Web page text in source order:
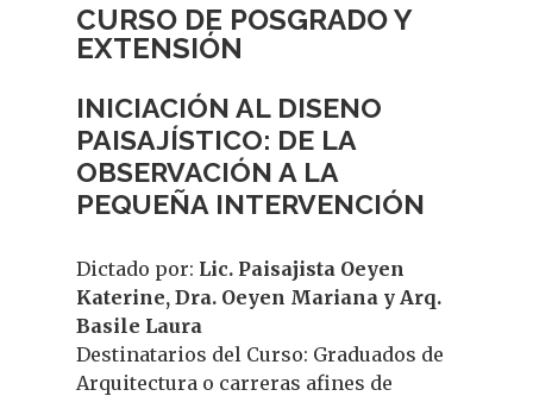
CURSO DE POSGRADO Y
EXTENSIÓN
INICIACIÓN AL DISENO
PAISAJÍSTICO: DE LA
OBSERVACIÓN A LA
PEQUEÑA INTERVENCIÓN
Dictado por: Lic. Paisajista Oeyen
Katerine, Dra. Oeyen Mariana y Arq.
Basile Laura
Destinatarios del Curso: Graduados de
Arquitectura o carreras afines de